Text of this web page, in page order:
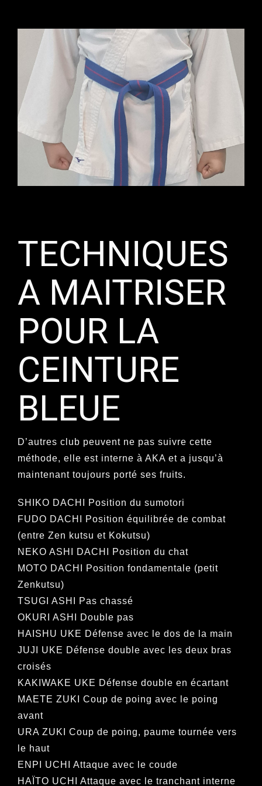
Karaté
Tarifs & horaires
Contact
Informations
TECHNIQUES
A MAITRISER
POUR LA
CEINTURE
BLEUE
D’autres club peuvent ne pas suivre cette
méthode, elle est interne à AKA et a jusqu’à
maintenant toujours porté ses fruits.
SHIKO DACHI Position du sumotori
FUDO DACHI Position équilibrée de combat
(entre Zen kutsu et Kokutsu)
NEKO ASHI DACHI Position du chat
MOTO DACHI Position fondamentale (petit
Zenkutsu)
TSUGI ASHI Pas chassé
OKURI ASHI Double pas
HAISHU UKE Défense avec le dos de la main
JUJI UKE Défense double avec les deux bras
croisés
KAKIWAKE UKE Défense double en écartant
MAETE ZUKI Coup de poing avec le poing
avant
URA ZUKI Coup de poing, paume tournée vers
le haut
ENPI UCHI Attaque avec le coude
HAÏTO UCHI Attaque avec le tranchant interne